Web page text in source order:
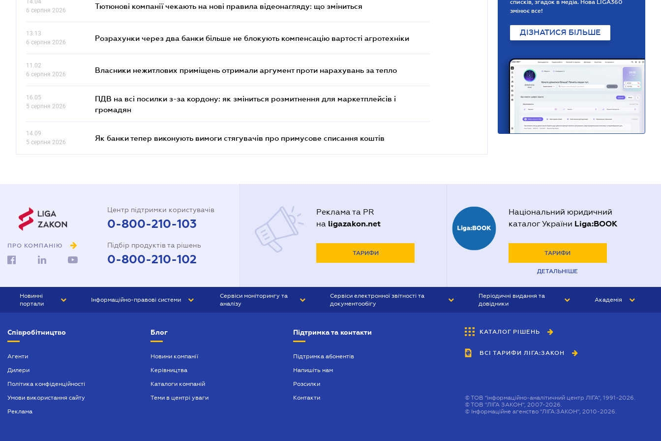
14.04
6 серпня 2026
Тютюнові компанії чекають на нові правила відеонагляду: що зміниться
13.13
6 серпня 2026
Розрахунки через два банки більше не блокують компенсацію вартості агротехніки
11.02
6 серпня 2026
Власники нежитлових приміщень отримали аргумент проти нарахувань за тепло
16.05
5 серпня 2026
ПДВ на всі посилки з-за кордону: як зміниться розмитнення для маркетплейсів і
громадян
14.09
5 серпня 2026
Як банки тепер виконують вимоги стягувачів про примусове списання коштів
списків, згадок в медіа. Нова LIGA360
змінює все!
ДІЗНАТИСЯ БІЛЬШЕ
ПРО КОМПАНІЮ
Центр підтримки користувачів
0-800-210-103
Підбір продуктів та рішень
0-800-210-102
Реклама та PR
на ligazakon.net
ТАРИФИ
Національний юридичний
каталог України Liga:BOOK
ТАРИФИ
ДЕТАЛЬНІШЕ
Новинні
портали
БІЗНЕС
Інформаційно-правові системи
БУХГАЛТЕР ПРОФ
Сервіси моніторингу та
аналізу
Сервіси електронної звітності та
документообігу
Періодичні видання та
довідники
БУХГАЛТЕР&ЗАКОН
ВІСНИК МСФЗ
Академія
Співробітництво
Агенти
Дилери
Політика конфіденційності
Умови використання сайту
Реклама
Блог
Новини компанії
Керівництва
Каталоги компаній
Теми в центрі уваги
Підтримка та контакти
Підтримка абонентів
Напишіть нам
Розсилки
Контакти
КАТАЛОГ РІШЕНЬ
ВСІ ТАРИФИ ЛІГА:ЗАКОН
©ТОВ "інформаційно-аналітичний центр ЛІГА", 1991-2026.
©ТОВ "ЛІГА ЗАКОН", 2007-2026.
© Інформаційне агенство "ЛІГА:ЗАКОН", 2010-2026.